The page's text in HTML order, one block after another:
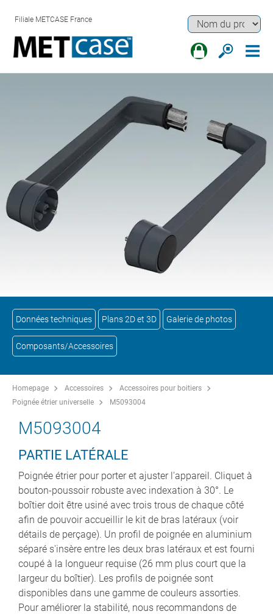
Filiale METCASE France
Données techniques Plans 2D et 3D Galerie de photos
Composants/Accessoires
Homepage Accessoires
Accessoires pour boitiers
Poignée étrier universelle
M5093004
M5093004
PARTIE LATÉRALE
Poignée étrier pour porter et ajuster l'appareil. Cliquet à
bouton-poussoir robuste avec indexation à 30°. Le
boîtier doit être usiné avec trois trous de chaque côté
afin de pouvoir accueillir le kit de bras latéraux (voir
détails de perçage). Un profil de poignée en aluminium
séparé s'insère entre les deux bras latéraux et est fourni
coupé à la longueur requise (26 mm plus court que la
largeur du boîtier). Les profils de poignée sont
disponibles dans une gamme de couleurs assorties.
Pour améliorer la stabilité, nous recommandons de